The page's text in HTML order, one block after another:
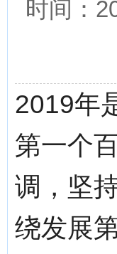
时间：
2019年
第一个
调，坚
绕发展